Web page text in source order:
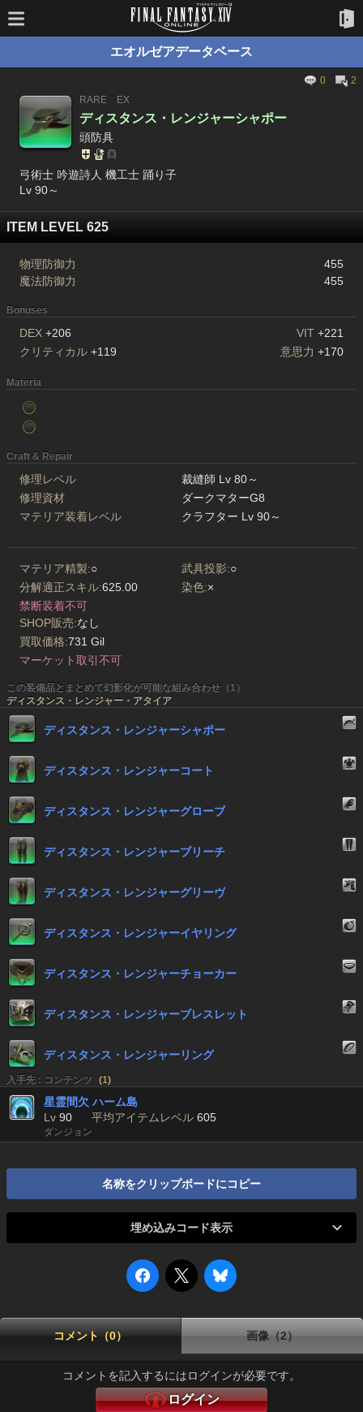
エオルゼアデータベース
0
2
RARE
EX
ディスタンス・レンジャーシャポー
頭防具
弓術士 吟遊詩人 機工士 踊り子
Lv 90～
ITEM LEVEL 625
物理防御力
455
魔法防御力
455
Bonuses
DEX +206 VIT +221
クリティカル +119 意思力 +170
Materia
Craft & Repair
修理レベル
裁縫師 Lv 80～
修理資材
ダークマターG8
マテリア装着レベル
クラフター Lv 90～
マテリア精製:○ 武具投影:○
分解適正スキル:625.00 染色:×
禁断装着不可
SHOP販売:なし
買取価格:731 Gil
マーケット取引不可
この装備品とまとめて幻影化が可能な組み合わせ（1）
ディスタンス・レンジャー・アタイア
ディスタンス・レンジャーシャポー
ディスタンス・レンジャーコート
ディスタンス・レンジャーグローブ
ディスタンス・レンジャーブリーチ
ディスタンス・レンジャーグリーヴ
ディスタンス・レンジャーイヤリング
ディスタンス・レンジャーチョーカー
ディスタンス・レンジャーブレスレット
ディスタンス・レンジャーリング
入手先 : コンテンツ (1)
星霊間欠 ハーム島
Lv 90 平均アイテムレベル 605
ダンジョン
名称をクリップボードにコピー
埋め込みコード表示
コメント（0） 画像（2）
コメントを記入するにはログインが必要です。
ログイン